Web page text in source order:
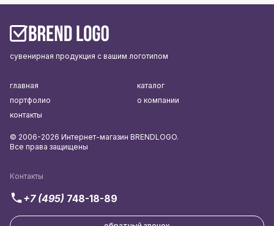
сувенирная продукция с вашим логотипом
Контакты
+7 (495) 748-18-89
главная
каталог
портфолио
о компании
контакты
© 2006-2026 Интернет-магазин BRENDLOGO.
Все права защищены